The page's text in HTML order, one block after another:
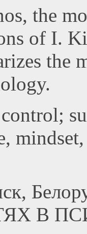
the
of I.
the
В